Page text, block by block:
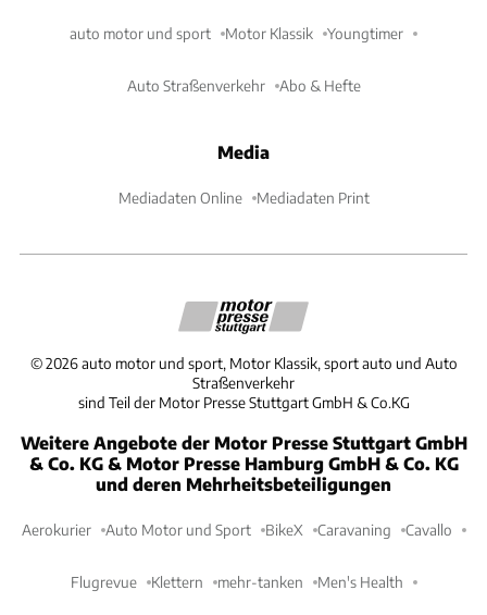
auto motor und sport Motor Klassik Youngtimer
Auto Straßenverkehr Abo & Hefte
Media
Mediadaten Online Mediadaten Print
©2026 auto motor und sport, Motor Klassik, sport auto und Auto
Straßenverkehr
sind Teil der Motor Presse Stuttgart GmbH & Co.KG
Weitere Angebote der Motor Presse Stuttgart GmbH
& Co. KG & Motor Presse Hamburg GmbH & Co. KG
und deren Mehrheitsbeteiligungen
Aerokurier Auto Motor und Sport BikeX Caravaning Cavallo
Flugrevue Klettern mehr-tanken Men's Health